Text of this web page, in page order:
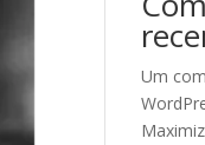
Um